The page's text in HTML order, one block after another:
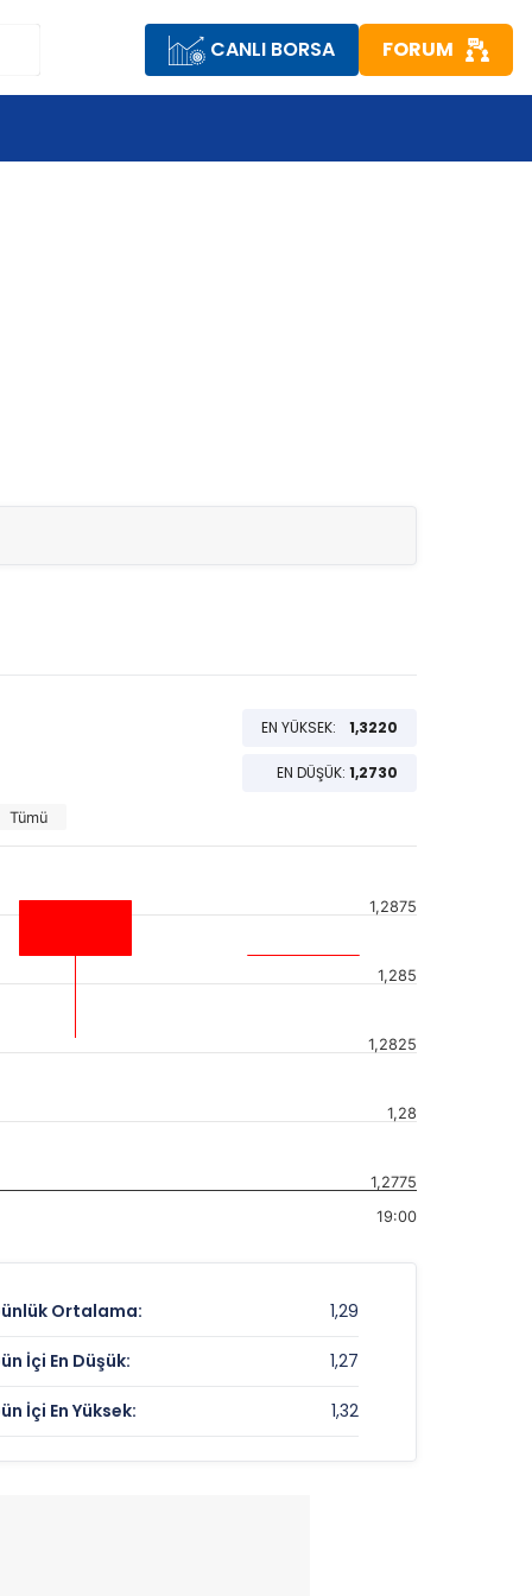
CANLI BORSA FORUM
EN YÜKSEK: 1,3220
EN DÜŞÜK: 1,2730
Tümü
19:00
1,2775
1,28
1,2825
1,285
1,2875
Ortalama: 1,29
İçi En Düşük: 1,27
İçi En Yüksek: 1,32